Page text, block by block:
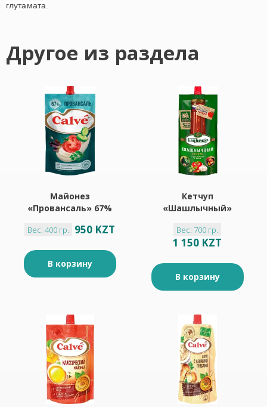
глутамата.
Другое из раздела
Майонез
«Провансаль» 67%
Вес: 400 гр. 950 KZT
В корзину
Кетчуп
«Шашлычный»
Вес: 700 гр.
1 150 KZT
В корзину